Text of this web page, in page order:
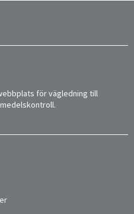
för vägledning till